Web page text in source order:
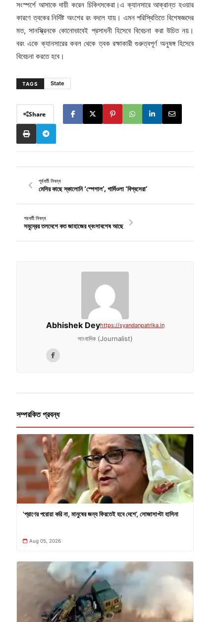
সংস্পর্শে আসাকে দায়ী করেন চিকিৎসকেরা।এ ক্যানসারে আক্রান্ত হওয়ার
কারণে ত্বকের নির্দিষ্ট অংশের রং বদলে যায়। এমন পরিস্থিতিতে বিশেষজ্ঞদের
মত, সানস্ক্রিনকে কোনোভাবেই প্রসাধনী হিসেবে বিবেচনা করা উচিত নয়।
বরং একে ক্যানসারের কবল থেকে ত্বক রক্ষাকারী গুরুত্বপূর্ণ অনুষঙ্গ হিসেবে
বিবেচনা করতে হবে।
TAGS State
Share
পূর্ববর্তী নিবন্ধ
মেসির কাছে স্কালোনি ‘স্পেশাল’, গার্দিওলা ‘বিশ্বসেরা’
পরবর্তী নিবন্ধ
সমুদ্রের তলদেশে কত জাহাজের ধ্বংসাবশেষ আছে
Abhishek Deyhttps://syandanpatrika.in
সাংবাদিক (Journalist)
সম্পরকিত প্রবন্ধ
’প্রাণের পরোয়া করি না, মানুষের জন্য ফিরতেই হবে দেশে’, সোজাসাপ্টা হাসিনা
Aug 05, 2026